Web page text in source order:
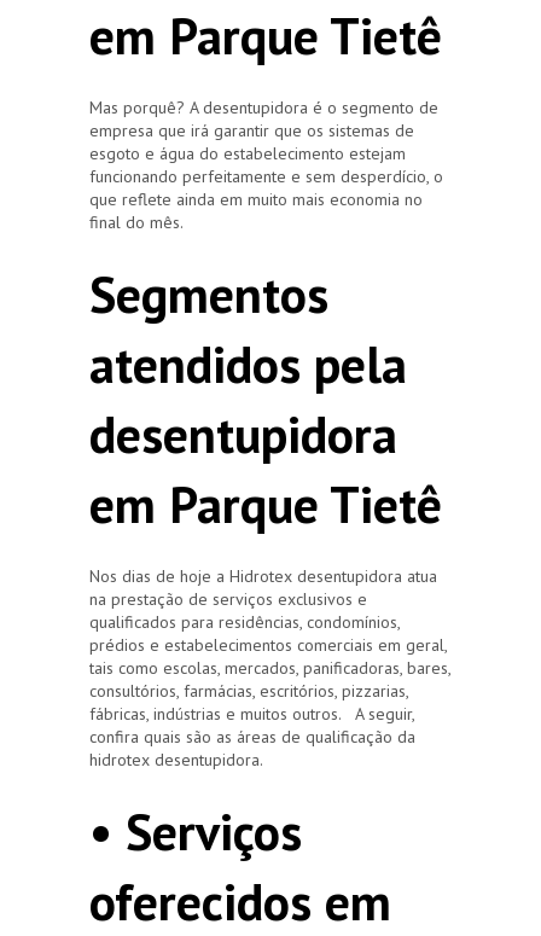
em Parque Tietê
Mas porquê? A desentupidora é o segmento de
empresa que irá garantir que os sistemas de
esgoto e água do estabelecimento estejam
funcionando perfeitamente e sem desperdício, o
que reflete ainda em muito mais economia no
final do mês.
Segmentos
atendidos pela
desentupidora
em Parque Tietê
Nos dias de hoje a Hidrotex desentupidora atua
na prestação de serviços exclusivos e
qualificados para residências, condomínios,
prédios e estabelecimentos comerciais em geral,
tais como escolas, mercados, panificadoras, bares,
consultórios, farmácias, escritórios, pizzarias,
fábricas, indústrias e muitos outros. A seguir,
confira quais são as áreas de qualificação da
hidrotex desentupidora.
• Serviços
oferecidos em